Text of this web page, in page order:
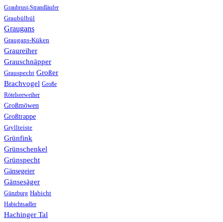
Graubrust-Strandläufer
Graubülbül
Graugans
Graugans-Küken
Graureiher
Grauschnäpper
Grauspecht Großer
Brachvogel Große
Rötelseeweiher
Großmöwen
Großtrappe
Gryllteiste
Grünfink
Grünschenkel
Grünspecht
Gänsegeier
Gänsesäger
Günzburg Habicht
Habichtsadler
Hachinger Tal